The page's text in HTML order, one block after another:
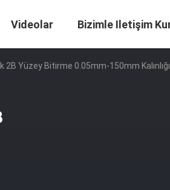
Videolar Bizimle Iletişim
Yüzey Bitirme 0.05mm-150mm Kalınlığı